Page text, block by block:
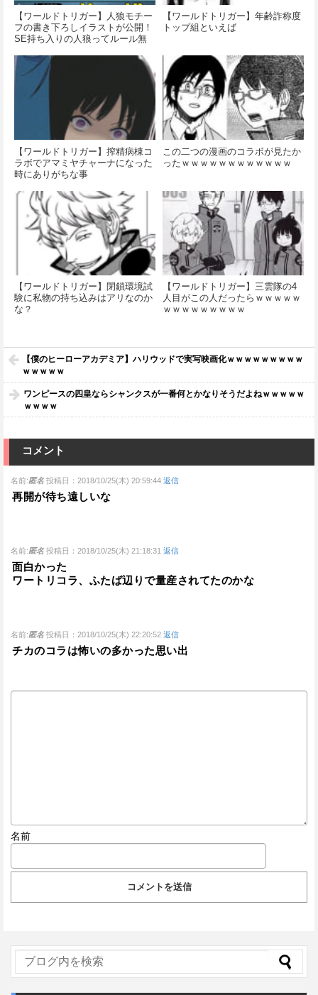
【ワールドトリガー】人狼モチー
フの書き下ろしイラストが公開！
SE持ち入りの人狼ってルール無
【ワールドトリガー】年齢詐称度
トップ組といえば
【ワールドトリガー】搾精病棟コ
ラボでアマミヤチャーナになった
時にありがちな事
この二つの漫画のコラボが見たか
ったｗｗｗｗｗｗｗｗｗｗｗｗ
【ワールドトリガー】閉鎖環境試
験に私物の持ち込みはアリなのか
な？
【ワールドトリガー】三雲隊の4
人目がこの人だったらｗｗｗｗｗ
ｗｗｗｗｗｗｗｗｗ
【僕のヒーローアカデミア】ハリウッドで実写映画化ｗｗｗｗｗｗｗｗｗ
ｗｗｗｗｗ
ワンピースの四皇ならシャンクスが一番何とかなりそうだよねｗｗｗｗｗ
ｗｗｗｗ
コメント
名前:匿名 投稿日：2018/10/25(木) 20:59:44 返信
再開が待ち遠しいな
名前:匿名 投稿日：2018/10/25(木) 21:18:31 返信
面白かった
ワートリコラ、ふたば辺りで量産されてたのかな
名前:匿名 投稿日：2018/10/25(木) 22:20:52 返信
チカのコラは怖いの多かった思い出
名前